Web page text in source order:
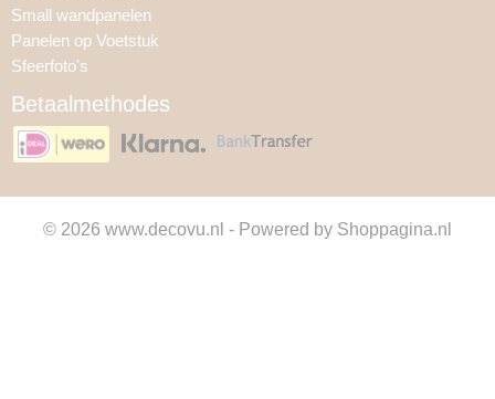
Small wandpanelen
Panelen op Voetstuk
Sfeerfoto's
Betaalmethodes
© 2026 www.decovu.nl - Powered by Shoppagina.nl